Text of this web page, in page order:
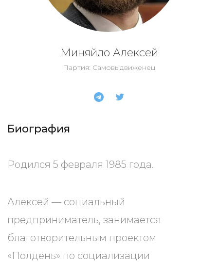
Миняйло Алексей
Партия: Самовыдвиженец
Биография
Родился 5 февраля 1985 года.
Алексей — социальный
предприниматель, занимается
благотворительным проектом
«Полдень» по социализации